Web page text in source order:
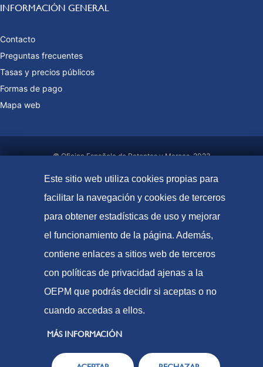
INFORMACIÓN GENERAL
Contacto
Preguntas frecuentes
Tasas y precios públicos
Formas de pago
Mapa web
© Oficina Española de Patentes y Marcas, 2023
Accesibilidad
Aviso Legal
Política de Cookies
Protección de datos
Este sitio web utiliza cookies propias para
facilitar la navegación y cookies de terceros
para obtener estadísticas de uso y mejorar
el funcionamiento de la página. Además,
contiene enlaces a sitios web de terceros
con políticas de privacidad ajenas a la
OEPM que podrás decidir si aceptas o no
cuando accedas a ellos.
MÁS INFORMACIÓN